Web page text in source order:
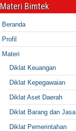
Materi Bimtek
Beranda
Profil
Materi
Diklat Keuangan
Diklat Kepegawaian
Diklat Aset Daerah
Diklat Barang dan Jasa
Diklat Pemerintahan